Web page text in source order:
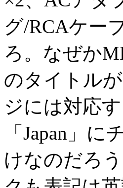
グ/RCAケー
ろ。なぜか
のタイトル
ジには対応
「Japan」
けなのだろ